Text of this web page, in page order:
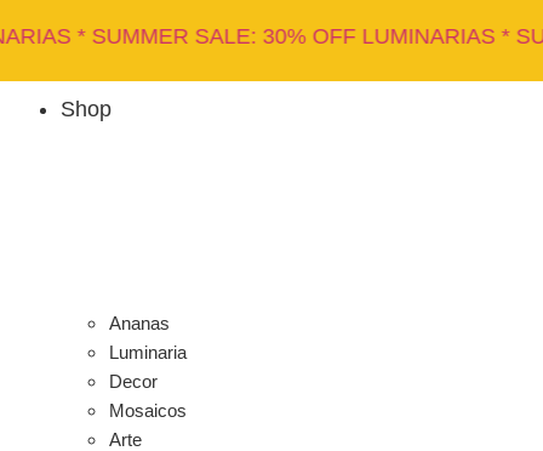
al
SALE: 30% OFF LUMINARIAS * SUMMER
Shop
Ananas
Luminaria
Decor
Mosaicos
Arte